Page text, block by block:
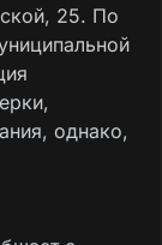
25. По
однако,